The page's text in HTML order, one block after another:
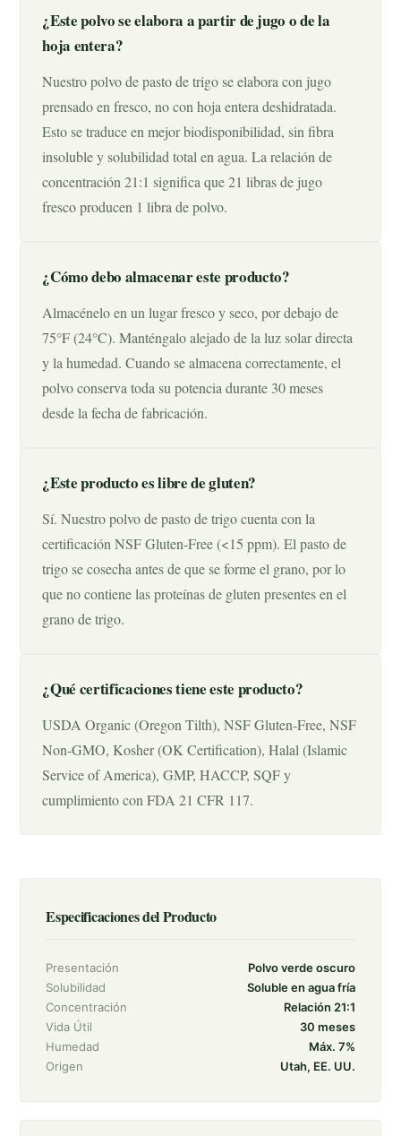
¿Este polvo se elabora a partir de jugo o de la
hoja entera?
Nuestro polvo de pasto de trigo se elabora con jugo
prensado en fresco, no con hoja entera deshidratada.
Esto se traduce en mejor biodisponibilidad, sin fibra
insoluble y solubilidad total en agua. La relación de
concentración 21:1 significa que 21 libras de jugo
fresco producen 1 libra de polvo.
¿Cómo debo almacenar este producto?
Almacénelo en un lugar fresco y seco, por debajo de
75°F (24°C). Manténgalo alejado de la luz solar directa
y la humedad. Cuando se almacena correctamente, el
polvo conserva toda su potencia durante 30 meses
desde la fecha de fabricación.
¿Este producto es libre de gluten?
Sí. Nuestro polvo de pasto de trigo cuenta con la
certificación NSF Gluten-Free (<15 ppm). El pasto de
trigo se cosecha antes de que se forme el grano, por lo
que no contiene las proteínas de gluten presentes en el
grano de trigo.
¿Qué certificaciones tiene este producto?
USDA Organic (Oregon Tilth), NSF Gluten-Free, NSF
Non-GMO, Kosher (OK Certification), Halal (Islamic
Service of America), GMP, HACCP, SQF y
cumplimiento con FDA 21 CFR 117.
Especificaciones del Producto
Presentación
Polvo verde oscuro
Solubilidad
Soluble en agua fría
Concentración
Relación 21:1
Vida Útil
30 meses
Humedad
Máx. 7%
Origen
Utah, EE. UU.